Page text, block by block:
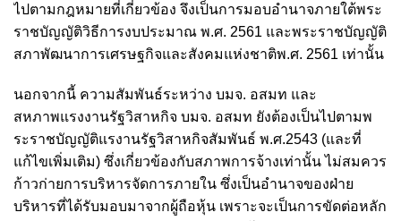
ไปตามกฎหมายที่เกี่ยวข้อง จึงเป็นการมอบอำนาจภายใต้พระ
ราชบัญญัติวิธีการงบประมาณ พ.ศ. 2561 และพระราชบัญญัติ
สภาพัฒนาการเศรษฐกิจและสังคมแห่งชาติพ.ศ. 2561 เท่านั้น
นอกจากนี้ ความสัมพันธ์ระหว่าง บมจ. อสมท และ
สหภาพแรงงานรัฐวิสาหกิจ บมจ. อสมท ยังต้องเป็นไปตามพ
ระราชบัญญัติแรงานรัฐวิสาหกิจสัมพันธ์ พ.ศ.2543 (และที่
แก้ไขเพิ่มเติม) ซึ่งเกี่ยวข้องกับสภาพการจ้างเท่านั้น ไม่สมควร
ก้าวก่ายการบริหารจัดการภายใน ซึ่งเป็นอำนาจของฝ่าย
บริหารที่ได้รับมอบมาจากผู้ถือหุ้น เพราะจะเป็นการขัดต่อหลัก